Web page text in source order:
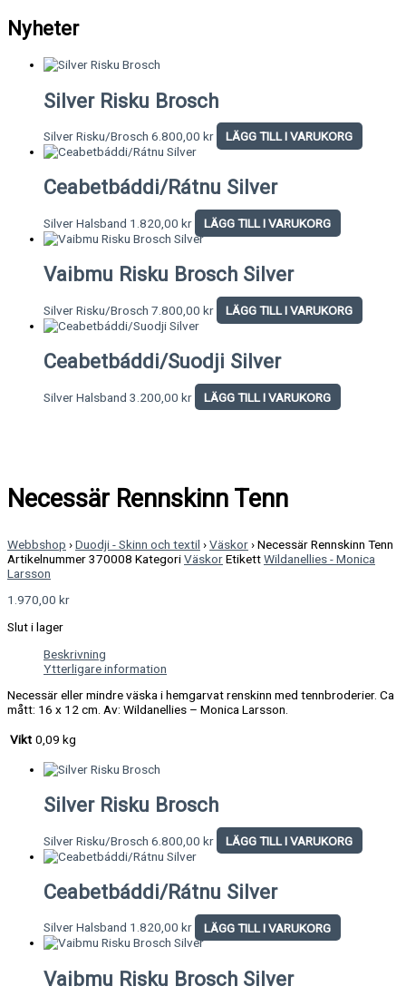
Nyheter
Silver Risku Brosch
Silver Risku/Brosch 6.800,00 kr LÄGG TILL I VARUKORG
Ceabetbáddi/Rátnu Silver
Silver Halsband 1.820,00 kr LÄGG TILL I VARUKORG
Vaibmu Risku Brosch Silver
Silver Risku/Brosch 7.800,00 kr LÄGG TILL I VARUKORG
Ceabetbáddi/Suodji Silver
Silver Halsband 3.200,00 kr LÄGG TILL I VARUKORG
Necessär Rennskinn Tenn
Webbshop ›Duodji - Skinn och textil ›Väskor›Necessär Rennskinn Tenn
Artikelnummer370008 KategoriVäskorEtikettWildanellies - Monica
Larsson
1.970,00 kr
Slut i lager
Beskrivning
Ytterligare information
Necessär eller mindre väska i hemgarvat renskinn med tennbroderier. Ca
mått: 16 x 12 cm. Av: Wildanellies – Monica Larsson.
Vikt 0,09 kg
Silver Risku Brosch
Silver Risku/Brosch 6.800,00 kr LÄGG TILL I VARUKORG
Ceabetbáddi/Rátnu Silver
Silver Halsband 1.820,00 kr LÄGG TILL I VARUKORG
Vaibmu Risku Brosch Silver